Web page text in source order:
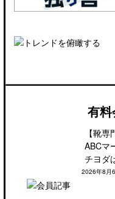
有
【靴
ABCマ
チヨダ
2026年8月